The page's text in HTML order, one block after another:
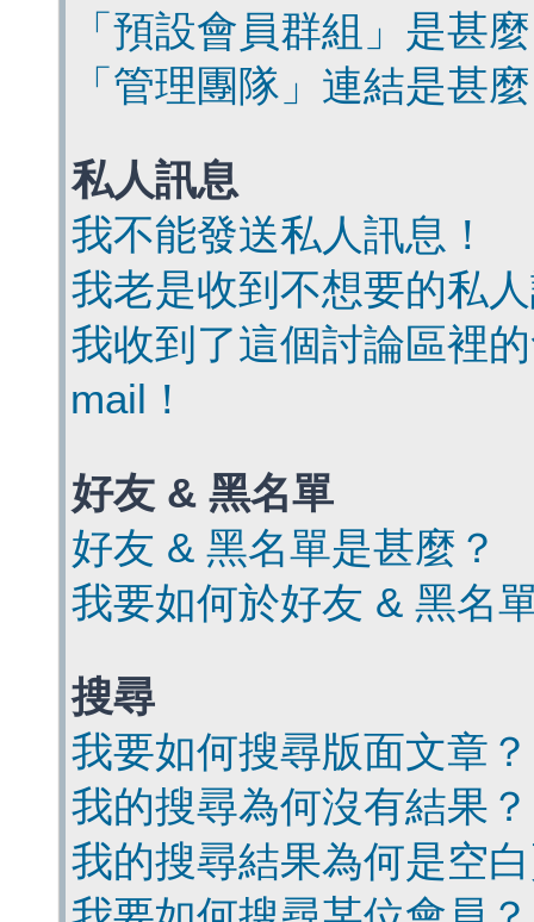
「預設會員群組」是甚
「管理團隊」連結是甚
私人訊息
我不能發送私人訊息！
我老是收到不想要的私
我收到了這個討論區裡
mail！
好友 & 黑名單
好友 & 黑名單是甚麼？
我要如何於好友 & 黑名
搜尋
我要如何搜尋版面文章？
我的搜尋為何沒有結果？
我的搜尋結果為何是空